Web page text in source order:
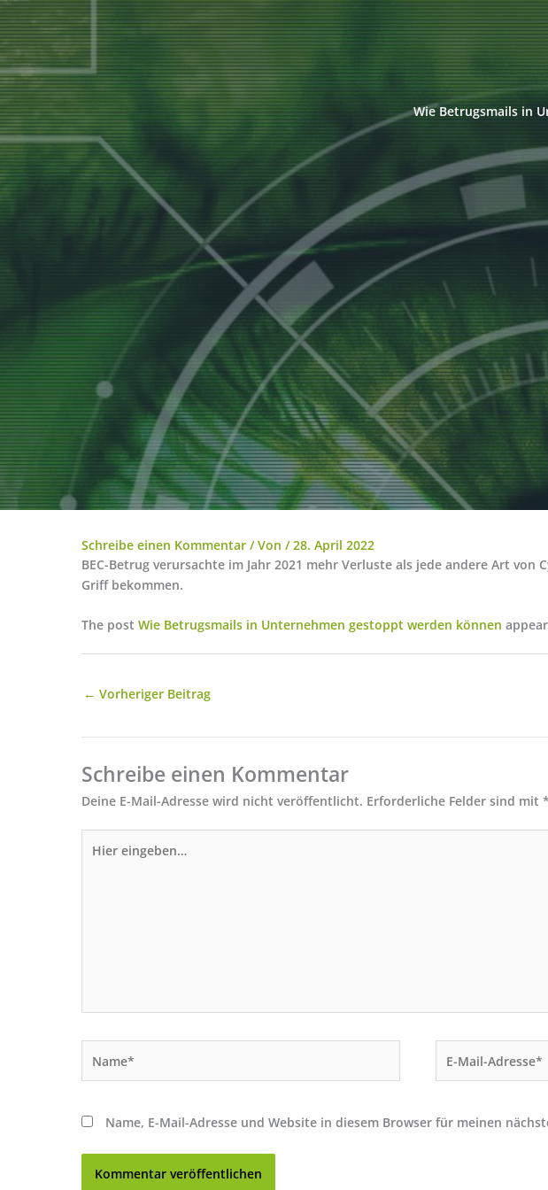
Wie Betrugsmails in
Schreibe einen Kommentar / Von /28. April 2022
BEC-Betrug verursachte im Jahr 2021 mehr Verluste als jede andere Art
Griff bekommen.
The post Wie Betrugsmails in Unternehmen gestoppt werden können
← Vorheriger Beitrag
Schreibe einen Kommentar
Deine E-Mail-Adresse wird nicht veröffentlicht. Erforderliche Felder sind mit *
eingeben…
Mail-
Name, E-Mail-Adresse und Website in diesem Browser für meinen